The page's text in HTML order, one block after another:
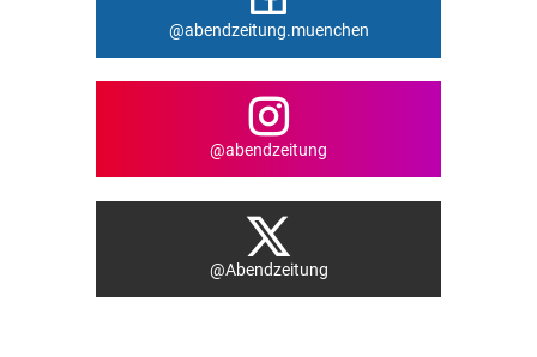
@abendzeitung.muenchen
@abendzeitung
@Abendzeitung